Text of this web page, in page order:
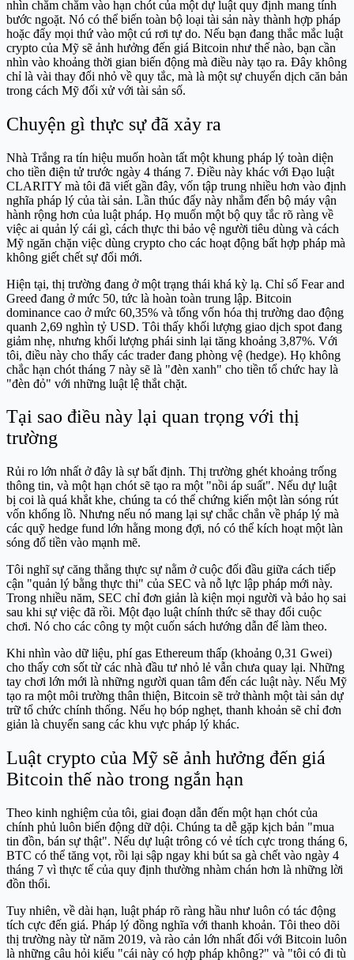
nhìn chằm chằm vào hạn chót của một dự luật quy định mang tính
bước ngoặt. Nó có thể biến toàn bộ loại tài sản này thành hợp pháp
hoặc đẩy mọi thứ vào một cú rơi tự do. Nếu bạn đang thắc mắc luật
crypto của Mỹ sẽ ảnh hưởng đến giá Bitcoin như thế nào, bạn cần
nhìn vào khoảng thời gian biến động mà điều này tạo ra. Đây không
chỉ là vài thay đổi nhỏ về quy tắc, mà là một sự chuyển dịch căn bản
trong cách Mỹ đối xử với tài sản số.
Chuyện gì thực sự đã xảy ra
Nhà Trắng ra tín hiệu muốn hoàn tất một khung pháp lý toàn diện
cho tiền điện tử trước ngày 4 tháng 7. Điều này khác với Đạo luật
CLARITY mà tôi đã viết gần đây, vốn tập trung nhiều hơn vào định
nghĩa pháp lý của tài sản. Lần thúc đẩy này nhắm đến bộ máy vận
hành rộng hơn của luật pháp. Họ muốn một bộ quy tắc rõ ràng về
việc ai quản lý cái gì, cách thực thi bảo vệ người tiêu dùng và cách
Mỹ ngăn chặn việc dùng crypto cho các hoạt động bất hợp pháp mà
không giết chết sự đổi mới.
Hiện tại, thị trường đang ở một trạng thái khá kỳ lạ. Chỉ số Fear and
Greed đang ở mức 50, tức là hoàn toàn trung lập. Bitcoin
dominance cao ở mức 60,35% và tổng vốn hóa thị trường dao động
quanh 2,69 nghìn tỷ USD. Tôi thấy khối lượng giao dịch spot đang
giảm nhẹ, nhưng khối lượng phái sinh lại tăng khoảng 3,87%. Với
tôi, điều này cho thấy các trader đang phòng vệ (hedge). Họ không
chắc hạn chót tháng 7 này sẽ là "đèn xanh" cho tiền tổ chức hay là
"đèn đỏ" với những luật lệ thắt chặt.
Tại sao điều này lại quan trọng với thị
trường
Rủi ro lớn nhất ở đây là sự bất định. Thị trường ghét khoảng trống
thông tin, và một hạn chót sẽ tạo ra một "nồi áp suất". Nếu dự luật
bị coi là quá khắt khe, chúng ta có thể chứng kiến một làn sóng rút
vốn khổng lồ. Nhưng nếu nó mang lại sự chắc chắn về pháp lý mà
các quỹ hedge fund lớn hằng mong đợi, nó có thể kích hoạt một làn
sóng đổ tiền vào mạnh mẽ.
Tôi nghĩ sự căng thẳng thực sự nằm ở cuộc đối đầu giữa cách tiếp
cận "quản lý bằng thực thi" của SEC và nỗ lực lập pháp mới này.
Trong nhiều năm, SEC chỉ đơn giản là kiện mọi người và bảo họ sai
sau khi sự việc đã rồi. Một đạo luật chính thức sẽ thay đổi cuộc
chơi. Nó cho các công ty một cuốn sách hướng dẫn để làm theo.
Khi nhìn vào dữ liệu, phí gas Ethereum thấp (khoảng 0,31 Gwei)
cho thấy cơn sốt từ các nhà đầu tư nhỏ lẻ vẫn chưa quay lại. Những
tay chơi lớn mới là những người quan tâm đến các luật này. Nếu Mỹ
tạo ra một môi trường thân thiện, Bitcoin sẽ trở thành một tài sản dự
trữ tổ chức chính thống. Nếu họ bóp nghẹt, thanh khoản sẽ chỉ đơn
giản là chuyển sang các khu vực pháp lý khác.
Luật crypto của Mỹ sẽ ảnh hưởng đến giá
Bitcoin thế nào trong ngắn hạn
Theo kinh nghiệm của tôi, giai đoạn dẫn đến một hạn chót của
chính phủ luôn biến động dữ dội. Chúng ta dễ gặp kịch bản "mua
tin đồn, bán sự thật". Nếu dự luật trông có vẻ tích cực trong tháng 6,
BTC có thể tăng vọt, rồi lại sập ngay khi bút sa gà chết vào ngày 4
tháng 7 vì thực tế của quy định thường nhàm chán hơn là những lời
đồn thổi.
Tuy nhiên, về dài hạn, luật pháp rõ ràng hầu như luôn có tác động
tích cực đến giá. Pháp lý đồng nghĩa với thanh khoản. Tôi theo dõi
thị trường này từ năm 2019, và rào cản lớn nhất đối với Bitcoin luôn
là những câu hỏi kiểu "cái này có hợp pháp không?" và "tôi có đi tù